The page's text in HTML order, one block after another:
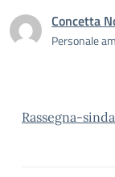
Concetta
Personale
Rassegna-